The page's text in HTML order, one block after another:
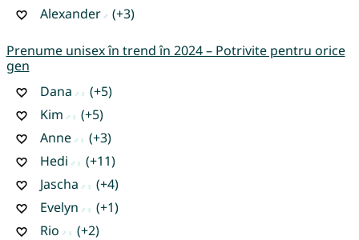
Alexander
(+3)
Prenume unisex în trend în 2024 – Potrivite pentru orice
gen
Dana
(+5)
Kim
(+5)
Anne
(+3)
Hedi
(+11)
Jascha
(+4)
Evelyn
(+1)
Rio
(+2)